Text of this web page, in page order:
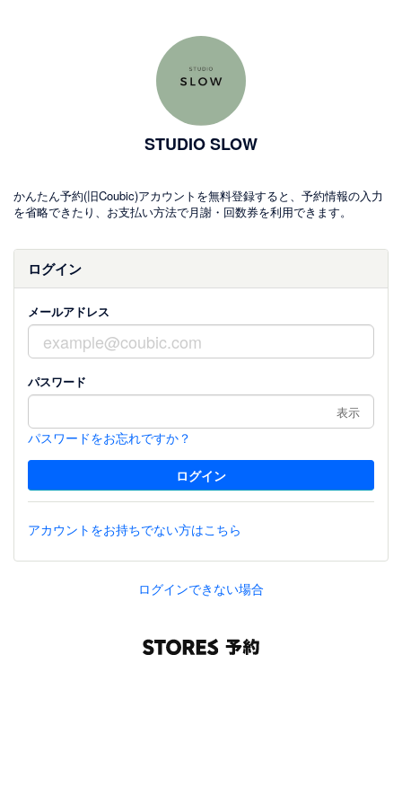
STUDIO SLOW
かんたん予約(旧Coubic)アカウントを無料登録すると、予約情報の入力
を省略できたり、お支払い方法で月謝・回数券を利用できます。
ログイン
メールアドレス
パスワード
表示
パスワードをお忘れですか？
アカウントをお持ちでない方はこちら
ログインできない場合